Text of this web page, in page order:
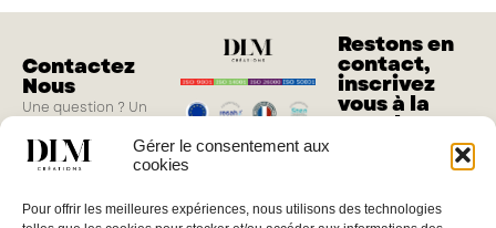
Gérer le consentement aux
cookies
Pour offrir les meilleures expériences, nous utilisons des technologies
Contactez
Nous
Une question ? Un
Vous pouvez nous
jeudi de 8h à 17h, le
Restons en
contact,
inscrivez
vous à la
newsletter